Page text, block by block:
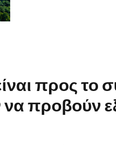
προς το
προβούν